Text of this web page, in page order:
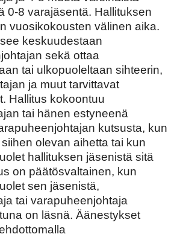
0-8 varajäsentä. Hallituksen
vuosikokousten välinen aika.
keskuudestaan
sekä ottaa
tai ulkopuoleltaan sihteerin,
ja muut tarvittavat
Hallitus kokoontuu
tai hänen estyneenä
kutsusta, kun
olevan aihetta tai kun
hallituksen jäsenistä sitä
on päätösvaltainen, kun
sen jäsenistä,
tai varapuheenjohtaja
on läsnä. Äänestykset